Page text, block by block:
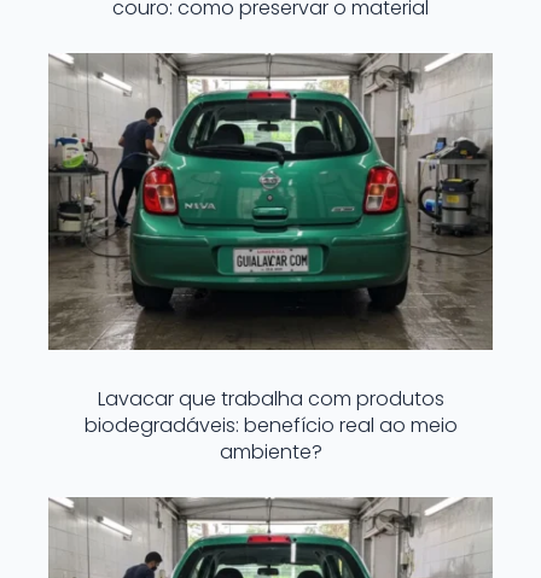
couro: como preservar o material
Lavacar que trabalha com produtos
biodegradáveis: benefício real ao meio
ambiente?